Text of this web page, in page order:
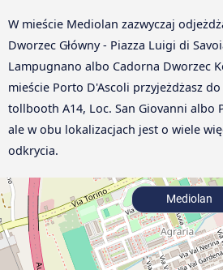
W mieście Mediolan zazwyczaj
Dworzec Główny - Piazza Luigi di
Lampugnano albo Cadorna Dworzec
mieście Porto D'Ascoli przyjeżdżasz
tollbooth A14, Loc. San Giovanni albo
ale w obu lokalizacjach jest o wiele
odkrycia.
Mediolan